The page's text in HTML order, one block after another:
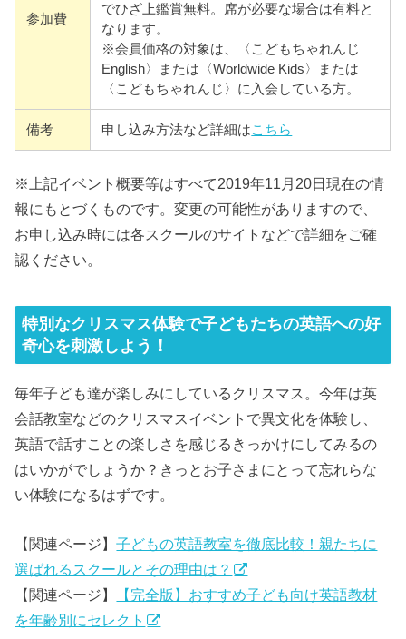
参加費
でひざ上鑑賞無料。席が必要な場合は有料と
なります。
※会員価格の対象は、〈こどもちゃれんじ
English〉または〈Worldwide Kids〉または
〈こどもちゃれんじ〉に入会している方。
備考 申し込み方法など詳細はこちら
※上記イベント概要等はすべて2019年11月20日現在の情
報にもとづくものです。変更の可能性がありますので、
お申し込み時には各スクールのサイトなどで詳細をご確
認ください。
特別なクリスマス体験で子どもたちの英語への好
奇心を刺激しよう！
毎年子ども達が楽しみにしているクリスマス。今年は英
会話教室などのクリスマスイベントで異文化を体験し、
英語で話すことの楽しさを感じるきっかけにしてみるの
はいかがでしょうか？きっとお子さまにとって忘れらな
い体験になるはずです。
【関連ページ】子どもの英語教室を徹底比較！親たちに
選ばれるスクールとその理由は？
【関連ページ】
【完全版】おすすめ子ども向け英語教材
を年齢別にセレクト